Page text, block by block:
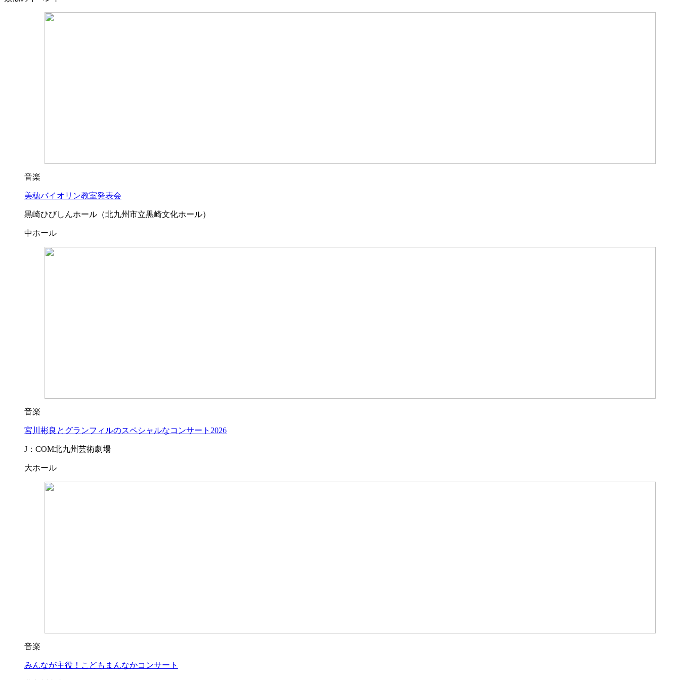
音楽
美穂バイオリン教室発表会
黒崎ひびしんホール（北九州市立黒崎文化ホール）
中ホール
音楽
宮川彬良とグランフィルのスペシャルなコンサート2026
J：COM北九州芸術劇場
大ホール
音楽
みんなが主役！こどもまんなかコンサート